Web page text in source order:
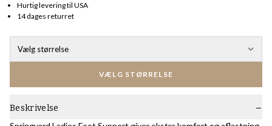
Hurtig levering til USA
14 dages returret
Vælg størrelse
VÆLG STØRRELSE
Beskrivelse